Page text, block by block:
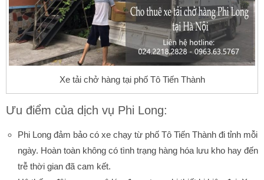
Xe tải chở hàng tại phố Tô Tiến Thành
Ưu điểm của dịch vụ Phi Long:
Phi Long đảm bảo có xe chạy từ phố Tô Tiến Thành đi tỉnh mỗi
ngày. Hoàn toàn không có tình trạng hàng hóa lưu kho hay đến
trễ thời gian đã cam kết.